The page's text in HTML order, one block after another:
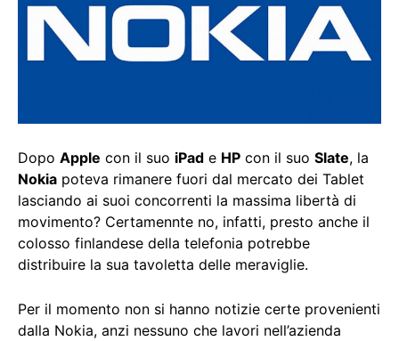
Dopo Apple con il suo iPad e HP con il suo Slate, la
Nokia poteva rimanere fuori dal mercato dei Tablet
lasciando ai suoi concorrenti la massima libertà di
movimento? Certamennte no, infatti, presto anche il
colosso finlandese della telefonia potrebbe
distribuire la sua tavoletta delle meraviglie.
Per il momento non si hanno notizie certe provenienti
dalla Nokia, anzi nessuno che lavori nell’azienda